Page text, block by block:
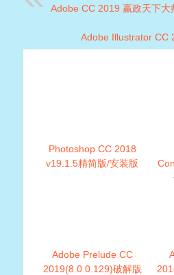
Adobe CC 2019 嬴政天下大
Adobe Illustrator CC
Photoshop CC 2018
v19.1.5精简版/安装版
Adobe Prelude CC
2019(8.0.0.129)破解版